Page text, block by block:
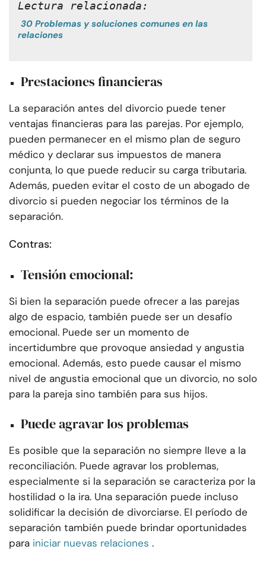
Lectura relacionada:
30 Problemas y soluciones comunes en las
relaciones
Prestaciones financieras
La separación antes del divorcio puede tener
ventajas financieras para las parejas. Por ejemplo,
pueden permanecer en el mismo plan de seguro
médico y declarar sus impuestos de manera
conjunta, lo que puede reducir su carga tributaria.
Además, pueden evitar el costo de un abogado de
divorcio si pueden negociar los términos de la
separación.
Contras:
Tensión emocional:
Si bien la separación puede ofrecer a las parejas
algo de espacio, también puede ser un desafío
emocional. Puede ser un momento de
incertidumbre que provoque ansiedad y angustia
emocional. Además, esto puede causar el mismo
nivel de angustia emocional que un divorcio, no solo
para la pareja sino también para sus hijos.
Puede agravar los problemas
Es posible que la separación no siempre lleve a la
reconciliación. Puede agravar los problemas,
especialmente si la separación se caracteriza por la
hostilidad o la ira. Una separación puede incluso
solidificar la decisión de divorciarse. El período de
separación también puede brindar oportunidades
para iniciar nuevas relaciones .